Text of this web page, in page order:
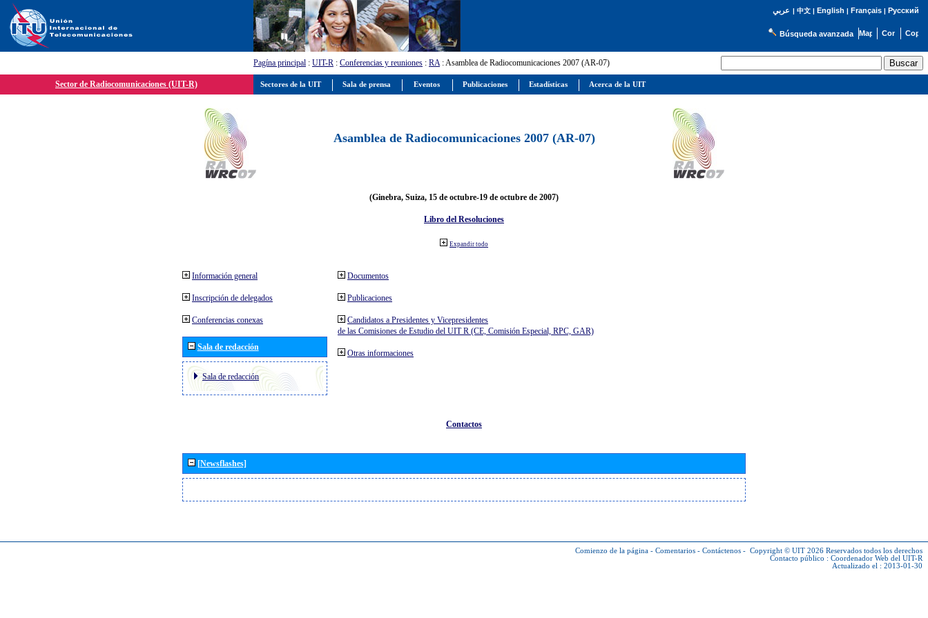
عربي | 中文| English | Français| Русский
Búsqueda avanzada
Pagína principal : UIT-R : Conferencias y reuniones : RA: Asamblea de Radiocomunicaciones 2007 (AR-07)
Sector de Radiocomunicaciones (UIT-R)
Asamblea de Radiocomunicaciones 2007 (AR-07)
(Ginebra, Suiza, 15 de octubre-19 de octubre de 2007)
Libro del Resoluciones
Expandir todo
Información general
Inscripción de delegados
Conferencias conexas
Sala de redacción
Sala de redacción
Documentos
Publicaciones
Candidatos a Presidentes y Vicepresidentes
de las Comisiones de Estudio del UIT R (CE, Comisión Especial, RPC, GAR)
Otras informaciones
Contactos
[Newsflashes]
Comienzo de la página - Comentarios - Contáctenos - Copyright © UIT 2026 Reservados todos los derechos
Contacto público : Coordenador Web del UIT-R
Actualizado el : 2013-01-30
Sectores de la UIT Sala de prensa Eventos Publicaciones Estadísticas Acerca de la UIT